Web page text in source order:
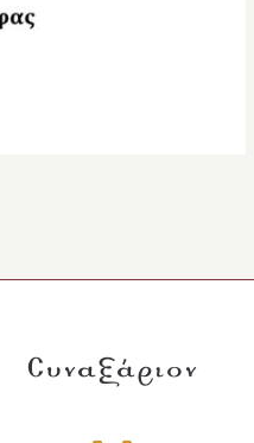
Συναξάριον